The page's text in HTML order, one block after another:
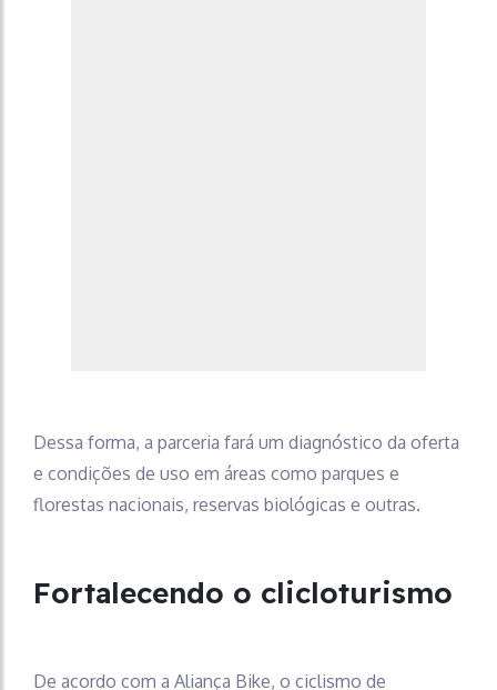
Dessa forma, a parceria fará um diagnóstico da oferta
e condições de uso em áreas como parques e
florestas nacionais, reservas biológicas e outras.
Fortalecendo o clicloturismo
De acordo com a Aliança Bike, o ciclismo de